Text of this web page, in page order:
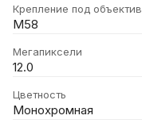
Крепление под объектив
M58
Мегапиксели
12.0
Цветность
Монохромная